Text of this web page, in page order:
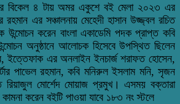
বিকেল ৪ টায় অমর একুশে বই মেলা ২০২৩ এর
এর সঞ্চালনায় মেহেদী হাসান উজ্জ্বল রচিত
করেন বাংলা একাডেমি পদক প্রাপ্ত কবি
অনুষ্ঠানে আলোচক হিসেবে উপস্থিত ছিলেন
ইত্তেফাক এর অনলাইন ইনচার্জ শরাফত হোসেন,
পাভেল রহমান, কবি মনিরুল ইসলাম মনি, সৃজন
রিয়াজুল মোর্শেদ মোয়াজ প্রমুখ। এসময় বক্তারা
করেন বইটি পাওয়া যাবে ১৮৩ নং স্টলে